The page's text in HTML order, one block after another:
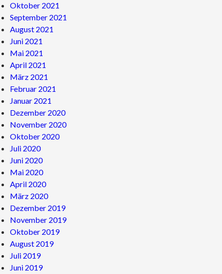
Oktober 2021
September 2021
August 2021
Juni 2021
Mai 2021
April 2021
März 2021
Februar 2021
Januar 2021
Dezember 2020
November 2020
Oktober 2020
Juli 2020
Juni 2020
Mai 2020
April 2020
März 2020
Dezember 2019
November 2019
Oktober 2019
August 2019
Juli 2019
Juni 2019